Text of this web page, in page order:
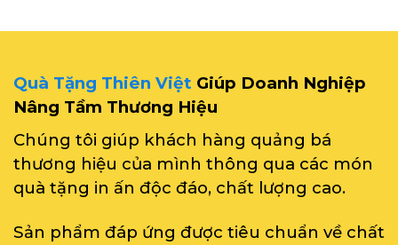
Quà Tặng Thiên Việt Giúp Doanh Nghiệp
Nâng Tầm Thương Hiệu
Chúng tôi giúp khách hàng quảng bá
thương hiệu của mình thông qua các món
quà tặng in ấn độc đáo, chất lượng cao.
Sản phẩm đáp ứng được tiêu chuẩn về chất